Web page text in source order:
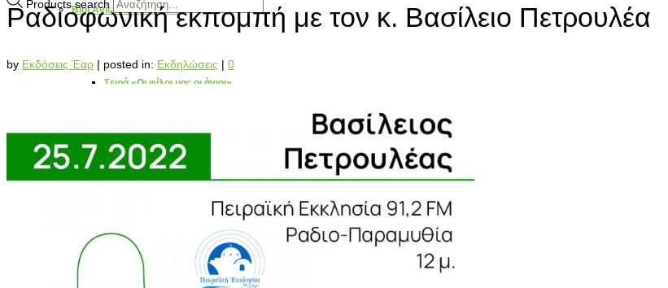
Βίοι Αγίων – Βιογραφίες
Σειρά «Οι φίλοι μας οι άγιοι»
Διηγήματα – Αληθινές Ιστορίες
Εθνικά – Ιστορικά
Products search
Ραδιοφωνική εκπομπή με τον κ. Βασίλειο Πετρουλέα
by Εκδόσεις Έαρ | posted in: Εκδηλώσεις | 0